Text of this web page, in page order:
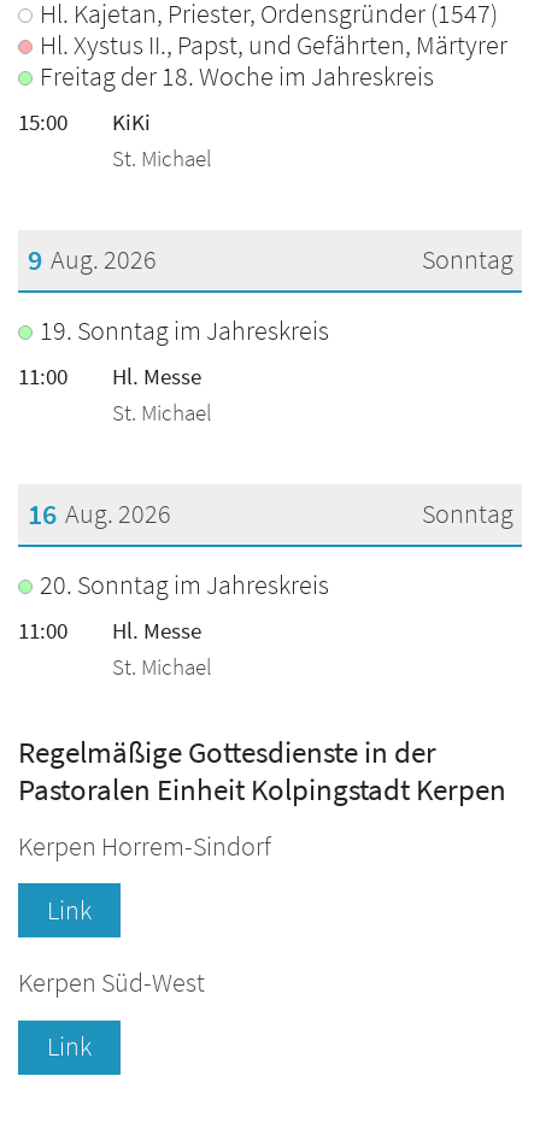
Hl. Kajetan, Priester, Ordensgründer (1547)
Hl. Xystus II., Papst, und Gefährten, Märtyrer
Freitag der 18. Woche im Jahreskreis
15:00
KiKi
St. Michael
Sonntag
9 Aug. 2026
???msg.page.sr.date??? 9. August 2026
19. Sonntag im Jahreskreis
11:00
Hl. Messe
St. Michael
Sonntag
16 Aug. 2026
???msg.page.sr.date??? 16. August 2026
20. Sonntag im Jahreskreis
11:00
Hl. Messe
St. Michael
Regelmäßige Gottesdienste in der
Pastoralen Einheit Kolpingstadt Kerpen
Kerpen Horrem-Sindorf
Link
Kerpen Süd-West
Link